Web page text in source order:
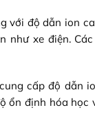
với độ dẫn ion
xe điện.
cấp độ dẫn
ổn định hóa